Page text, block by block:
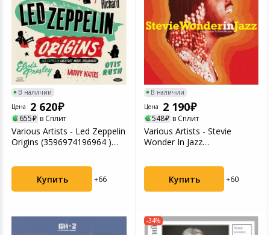
В наличии
Цена
2 620
655 в Сплит
Various Artists - Led Zeppelin
Origins (3596974196964 )
Купить +66
В наличии
Цена
2 190
548 в Сплит
Various Artists - Stevie
Wonder In Jazz
Купить +60
-34%